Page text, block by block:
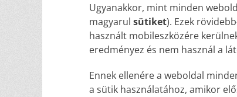
Ugyanakkor, mint minden
magyarul sütiket). Ezek
használt mobileszközére
eredményez és nem használ a
Ennek ellenére a weboldal
a sütik használatához, amikor